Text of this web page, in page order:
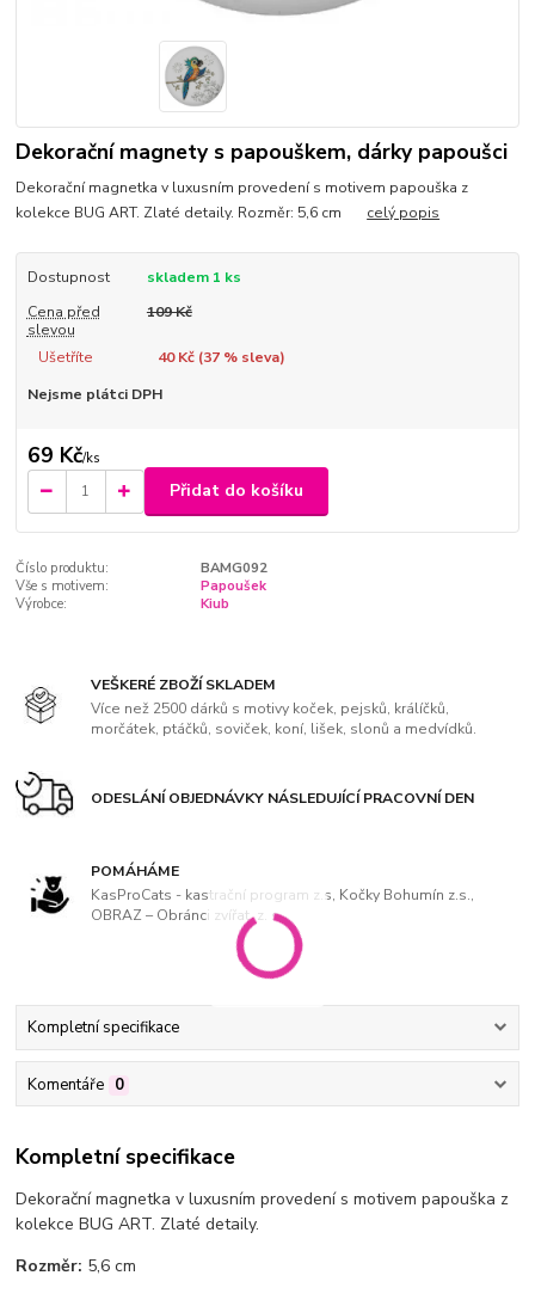
Dekorační magnety s papouškem, dárky papoušci
Dekorační magnetka v luxusním provedení s motivem papouška z
kolekce BUG ART. Zlaté detaily. Rozměr: 5,6 cm celý popis
Dostupnost
skladem 1 ks
Cena před
slevou
109 Kč
Ušetříte 40 Kč (37% sleva)
Nejsme plátci DPH
69 Kč/ks
Přidat do košíku
Číslo produktu:
BAMG092
Vše s motivem:
Papoušek
Výrobce:
Kiub
VEŠKERÉ ZBOŽÍ SKLADEM
Více než 2500 dárků s motivy koček, pejsků, králíčků,
morčátek, ptáčků, soviček, koní, lišek, slonů a medvídků.
ODESLÁNÍ OBJEDNÁVKY NÁSLEDUJÍCÍ PRACOVNÍ DEN
POMÁHÁME
KasProCats - kastrační program z.s, Kočky Bohumín z.s.,
OBRAZ – Obránci zvířat, z. s
Kompletní specifikace
Komentáře 0
Kompletní specifikace
Dekorační magnetka v luxusním provedení s motivem papouška z
kolekce BUG ART. Zlaté detaily.
Rozměr: 5,6 cm